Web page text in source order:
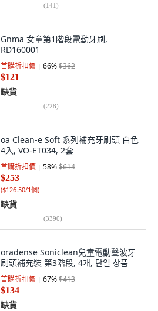
(141)
Gnma 女童第1階段電動牙刷,
RD160001
首購折扣價 66%$362
$121
缺貨
(228)
oa Clean-e Soft 系列補充牙刷頭 白色
4入, VO-ET034, 2套
首購折扣價 58%$614
$253
($126.50/1個)
缺貨
(3390)
oradense Soniclean兒童電動聲波牙
刷頭補充裝 第3階段, 4개, 단일 상품
首購折扣價 67%$413
$134
缺貨